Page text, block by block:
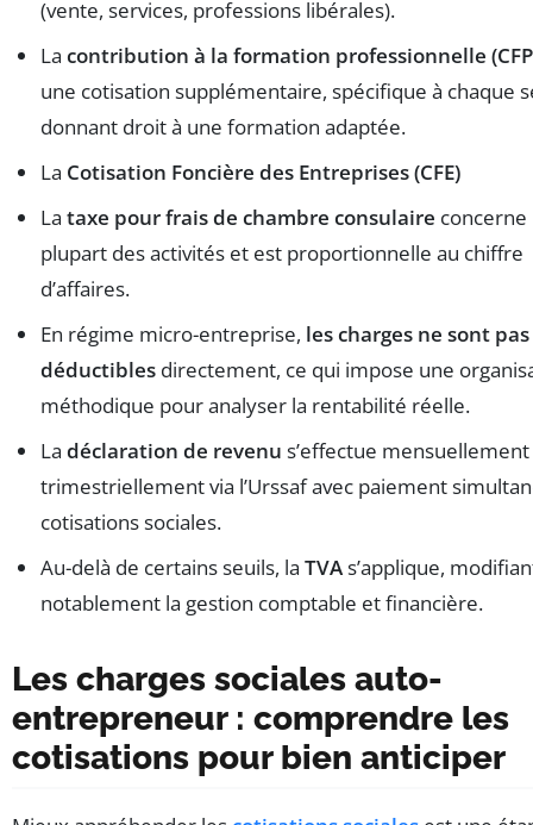
(vente, services, professions libérales).
La contribution à la formation professionnelle
une cotisation supplémentaire, spécifique à chaque
donnant droit à une formation adaptée.
La Cotisation Foncière des Entreprises (CFE)
La taxe pour frais de chambre consulaire concerne
plupart des activités et est proportionnelle au chiffre
d’affaires.
En régime micro-entreprise, les charges ne sont pas
déductibles directement, ce qui impose une
méthodique pour analyser la rentabilité réelle.
La déclaration de revenu s’effectue
trimestriellement via l’Urssaf avec paiement
cotisations sociales.
Au-delà de certains seuils, la TVAs’applique,
notablement la gestion comptable et financière.
Les charges sociales auto-
entrepreneur : comprendre les
cotisations pour bien anticiper